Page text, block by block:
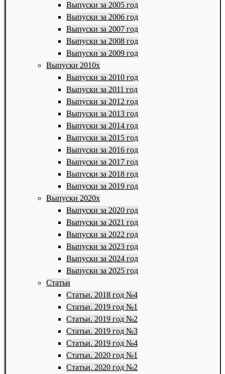
Выпуски за 2005 год
Выпуски за 2006 год
Выпуски за 2007 год
Выпуски за 2008 год
Выпуски за 2009 год
Выпуски 2010х
Выпуски за 2010 год
Выпуски за 2011 год
Выпуски за 2012 год
Выпуски за 2013 год
Выпуски за 2014 год
Выпуски за 2015 год
Выпуски за 2016 год
Выпуски за 2017 год
Выпуски за 2018 год
Выпуски за 2019 год
Выпуски 2020х
Выпуски за 2020 год
Выпуски за 2021 год
Выпуски за 2022 год
Выпуски за 2023 год
Выпуски за 2024 год
Выпуски за 2025 год
Статьи
Статьи. 2018 год №4
Статьи. 2019 год №1
Статьи. 2019 год №2
Статьи. 2019 год №3
Статьи. 2019 год №4
Статьи. 2020 год №1
Статьи. 2020 год №2